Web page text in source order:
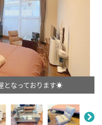
となっております☀